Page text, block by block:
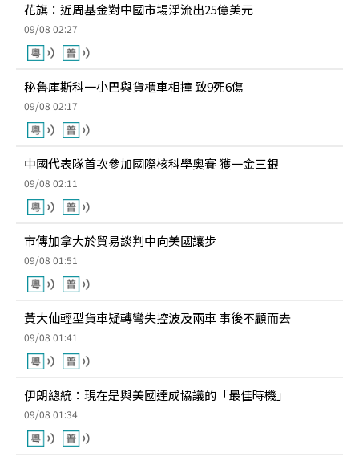
花旗：近周基金對中國市場淨流出25億美元
09/08 02:27
秘魯庫斯科一小巴與貨櫃車相撞 致9死6傷
09/08 02:17
中國代表隊首次參加國際核科學奧賽 獲一金三銀
09/08 02:11
市傳加拿大於貿易談判中向美國讓步
09/08 01:51
黃大仙輕型貨車疑轉彎失控波及兩車 事後不顧而去
09/08 01:41
伊朗總統：現在是與美國達成協議的「最佳時機」
09/08 01:34